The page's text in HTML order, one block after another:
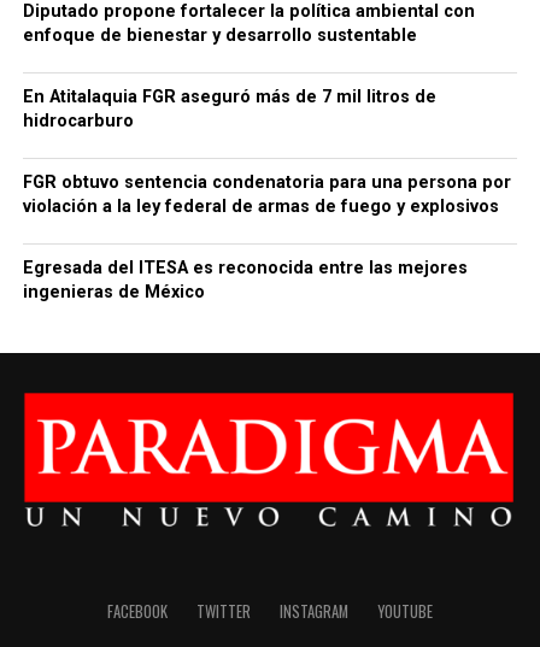
Diputado propone fortalecer la política ambiental con
enfoque de bienestar y desarrollo sustentable
En Atitalaquia FGR aseguró más de 7 mil litros de
hidrocarburo
FGR obtuvo sentencia condenatoria para una persona por
violación a la ley federal de armas de fuego y explosivos
Egresada del ITESA es reconocida entre las mejores
ingenieras de México
FACEBOOK TWITTER INSTAGRAM YOUTUBE